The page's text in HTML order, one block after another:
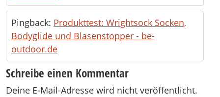
Pingback: Produkttest: Wrightsock Socken,
Bodyglide und Blasenstopper - be-
outdoor.de
Schreibe einen Kommentar
Deine E-Mail-Adresse wird nicht veröffentlicht.